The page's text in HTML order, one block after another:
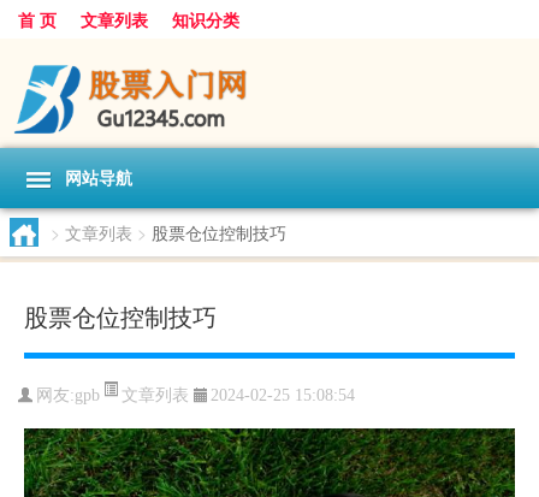
首 页 文章列表 知识分类
网站导航
> 文章列表 > 股票仓位控制技巧
股票仓位控制技巧
网友:gpb 文章列表 2024-02-25 15:08:54